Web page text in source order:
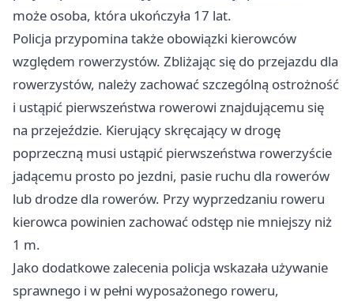
może osoba, która ukończyła 17 lat.
Policja przypomina także obowiązki kierowców
względem rowerzystów. Zbliżając się do przejazdu dla
rowerzystów, należy zachować szczególną ostrożność
i ustąpić pierwszeństwa rowerowi znajdującemu się
na przejeździe. Kierujący skręcający w drogę
poprzeczną musi ustąpić pierwszeństwa rowerzyście
jadącemu prosto po jezdni, pasie ruchu dla rowerów
lub drodze dla rowerów. Przy wyprzedzaniu roweru
kierowca powinien zachować odstęp nie mniejszy niż
1 m.
Jako dodatkowe zalecenia policja wskazała używanie
sprawnego i w pełni wyposażonego roweru,